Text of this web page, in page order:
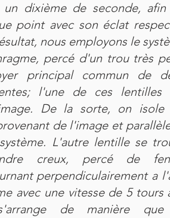
dixième de seconde,
point avec son éclat
nous employons le
percé d'un trou très
principal commun de
l'une de ces lentilles
De la sorte, on isole
de l'image et
L'autre lentille se
creux, percé de
perpendiculairement a
avec une vitesse de 5 tours
de manière